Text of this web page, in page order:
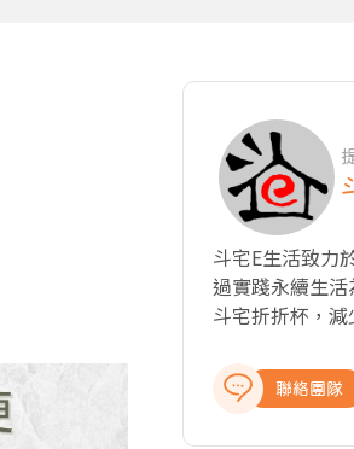
斗宅E生活致力
過實踐永續生
斗宅折折杯，
語的「肚臍」諧
的緊密連結，我
聯絡團隊